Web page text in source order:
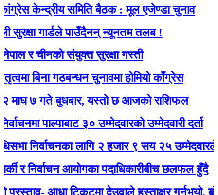
समिति बैठक : मूल एजेण्डा चुनाव
गार्डले पाउँदैनन् न्यूनतम तलब !
चीनकाे संयुक्त सुरक्षा गस्ती
गठबन्धन चुनावमा होमियो काँग्रेस
गते बुधबार, यस्ताे छ आजको राशिफल
पाल्पाबाट ३० उम्मेदवारको उम्मेदवारी दर्ता
निर्वाचनका लागि २ हजार ९ सय २५ उम्मेदवारले
निर्वाचन आयोगका पदाधिकारीबीच छलफल हुँदै
आधा टिकटमा देउवाले हस्ताक्षर गर्नुभयो, बाँकी